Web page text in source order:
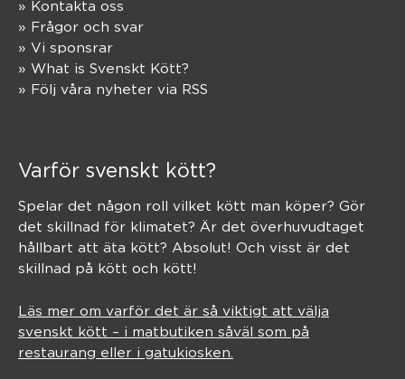
» Kontakta oss
» Frågor och svar
» Vi sponsrar
» What is Svenskt Kött?
» Följ våra nyheter via RSS
Varför svenskt kött?
Spelar det någon roll vilket kött man köper? Gör
det skillnad för klimatet? Är det överhuvudtaget
hållbart att äta kött? Absolut! Och visst är det
skillnad på kött och kött!
Läs mer om varför det är så viktigt att välja
svenskt kött – i matbutiken såväl som på
restaurang eller i gatukiosken.